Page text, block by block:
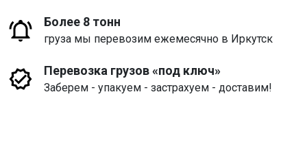
Более 8 тонн
груза мы перевозим ежемесячно в Иркутск
Перевозка грузов «под ключ»
Заберем - упакуем - застрахуем - доставим!